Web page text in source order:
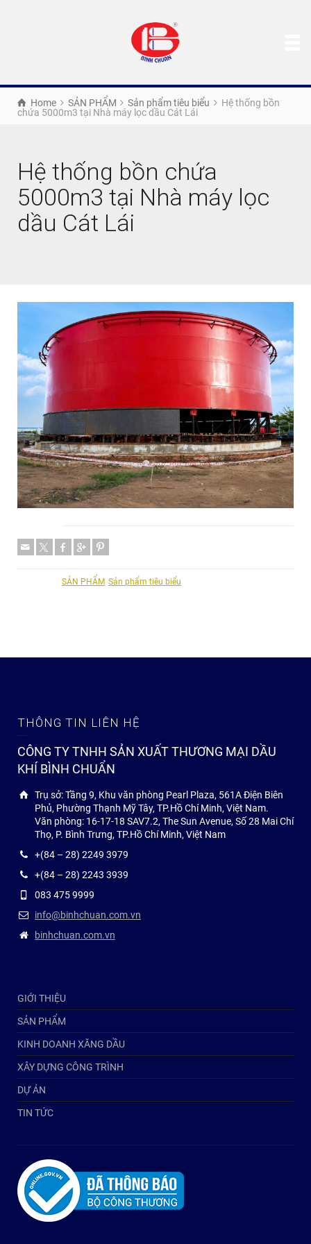
Home SẢN PHẨM Sản phẩm tiêu biểu
Hệ thống bồn
chứa 5000m3 tại Nhà máy lọc dầu Cát Lái
Hệ thống bồn chứa
5000m3 tại Nhà máy lọc
dầu Cát Lái
SẢN PHẨM Sản phẩm tiêu biểu
THÔNG TIN LIÊN HỆ
CÔNG TY TNHH SẢN XUẤT THƯƠNG MẠI DẦU
KHÍ BÌNH CHUẨN
Trụ sở: Tầng 9, Khu văn phòng Pearl Plaza, 561A Điện Biên
Phủ, Phường Thạnh Mỹ Tây, TP.Hồ Chí Minh, Việt Nam.
Văn phòng: 16-17-18 SAV7.2, The Sun Avenue, Số 28 Mai Chí
Thọ, P. Bình Trưng, TP.Hồ Chí Minh, Việt Nam
+(84 – 28) 2249 3979
+(84 – 28) 2243 3939
083 475 9999
info@binhchuan.com.vn
binhchuan.com.vn
GIỚI THIỆU
SẢN PHẨM
KINH DOANH XĂNG DẦU
XÂY DỰNG CÔNG TRÌNH
DỰ ÁN
TIN TỨC